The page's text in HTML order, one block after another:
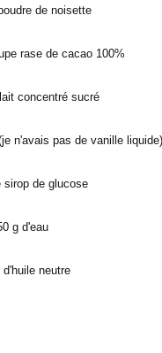
de noisette
rase de cacao 100%
concentré sucré
n'avais pas de vanille liquide)
sirop de glucose
g d'eau
d'huile neutre